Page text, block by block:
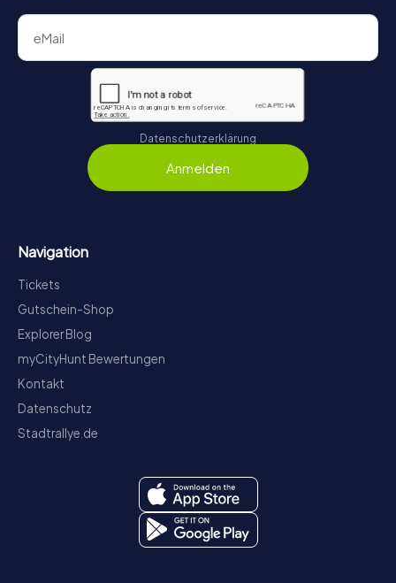
Datenschutzerklärung
Anmelden
Navigation
Tickets
Gutschein-Shop
Explorer Blog
myCityHunt Bewertungen
Kontakt
Datenschutz
Stadtrallye.de